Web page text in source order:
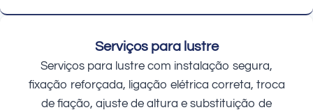
Serviços para lustre
Serviços para lustre com instalação segura,
fixação reforçada, ligação elétrica correta, troca
de fiação, ajuste de altura e substituição de